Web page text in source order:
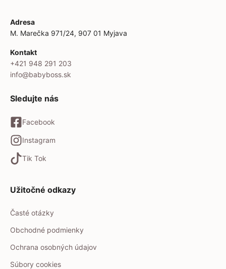
Adresa
M. Marečka 971/24, 907 01 Myjava
Kontakt
+421 948 291 203
info@babyboss.sk
Sledujte nás
Facebook
Instagram
Tik Tok
Užitočné odkazy
Časté otázky
Obchodné podmienky
Ochrana osobných údajov
Súbory cookies